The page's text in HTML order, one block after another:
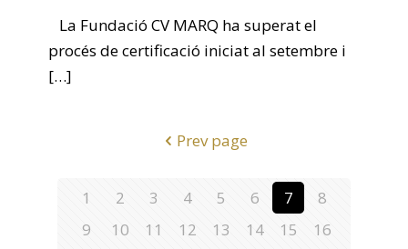
La Fundació CV MARQ ha superat el
procés de certificació iniciat al setembre i
[…]
Prev page
1 2 3 4 5 6 7
8
9
10 11 12 13 14 15
16